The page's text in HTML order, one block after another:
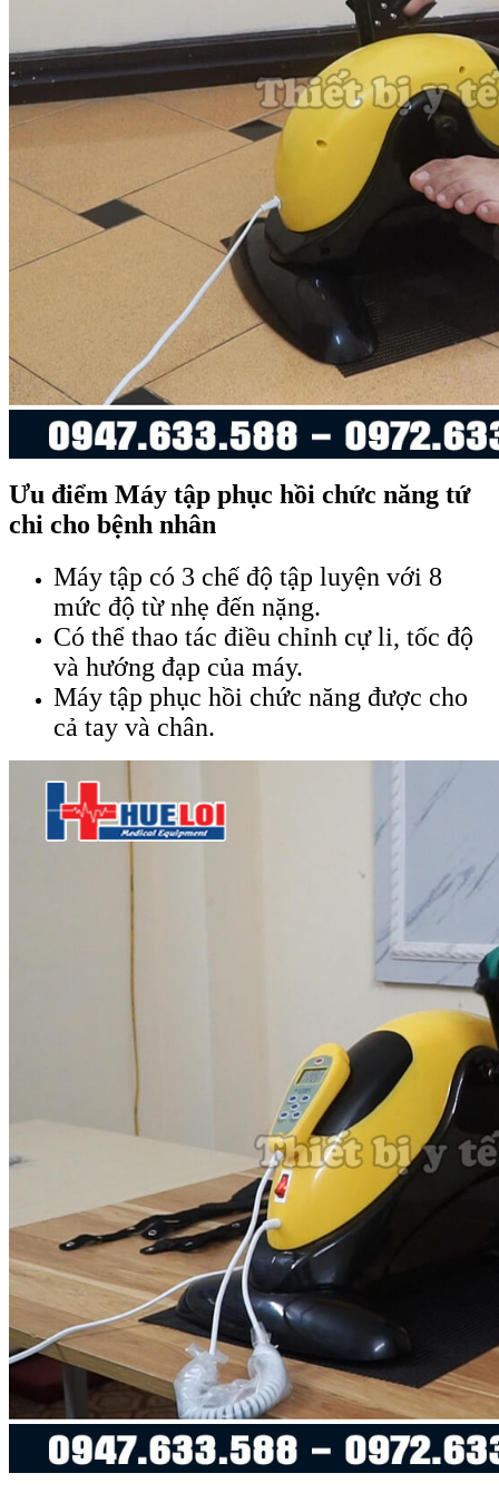
Ưu điểm Máy tập phục hồi chức năng tứ
chi cho bệnh nhân
Máy tập có 3 chế độ tập luyện với 8
mức độ từ nhẹ đến nặng.
Có thể thao tác điều chỉnh cự li, tốc độ
và hướng đạp của máy.
Máy tập phục hồi chức năng được cho
cả tay và chân.